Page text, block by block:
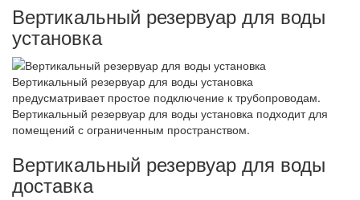
Вертикальный резервуар для воды
установка
Вертикальный резервуар для воды установка
предусматривает простое подключение к трубопроводам.
Вертикальный резервуар для воды установка подходит для
помещений с ограниченным пространством.
Вертикальный резервуар для воды
доставка